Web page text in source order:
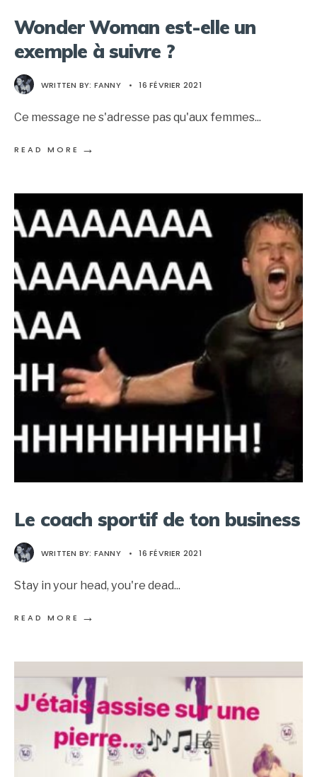
Wonder Woman est-elle un
exemple à suivre ?
WRITTEN BY: FANNY • 16 FÉVRIER 2021
Ce message ne s'adresse pas qu'aux femmes...
READ MORE →
Le coach sportif de ton business
WRITTEN BY: FANNY • 16 FÉVRIER 2021
Stay in your head, you're dead...
READ MORE →